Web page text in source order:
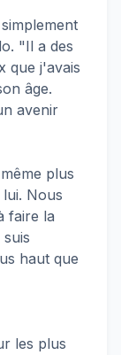
"Il a des
que j'avais
âge.
avenir
plus
Nous
faire la
haut que
les plus